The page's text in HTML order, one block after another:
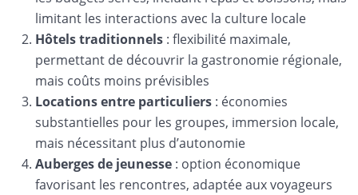
limitant les interactions avec la culture locale
Hôtels traditionnels : flexibilité maximale,
permettant de découvrir la gastronomie régionale,
mais coûts moins prévisibles
Locations entre particuliers : économies
substantielles pour les groupes, immersion locale,
mais nécessitant plus d’autonomie
Auberges de jeunesse : option économique
favorisant les rencontres, adaptée aux voyageurs